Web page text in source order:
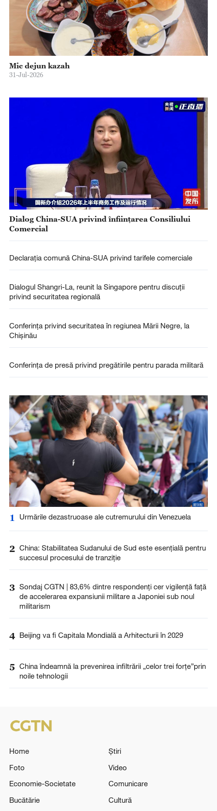
Mic dejun kazah
31-Jul-2026
Dialog China-SUA privind înființarea Consiliului
Comercial
Declarația comună China-SUA privind tarifele comerciale
Dialogul Shangri-La, reunit la Singapore pentru discuții
privind securitatea regională
Conferința privind securitatea în regiunea Mării Negre, la
Chișinău
Conferința de presă privind pregătirile pentru parada militară
1 Urmările dezastruoase ale cutremurului din Venezuela
2 China: Stabilitatea Sudanului de Sud este esențială pentru
succesul procesului de tranziție
3 Sondaj CGTN | 83,6% dintre respondenți cer vigilență față
de accelerarea expansiunii militare a Japoniei sub noul
militarism
4 Beijing va fi Capitala Mondială a Arhitecturii în 2029
5 China îndeamnă la prevenirea infiltrării „celor trei forțe”prin
noile tehnologii
Home
Știri
Foto
Video
Economie-Societate
Comunicare
Bucătărie
Cultură